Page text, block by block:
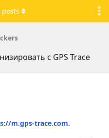
с GPS Trace
posts
m.gps-trace.com.